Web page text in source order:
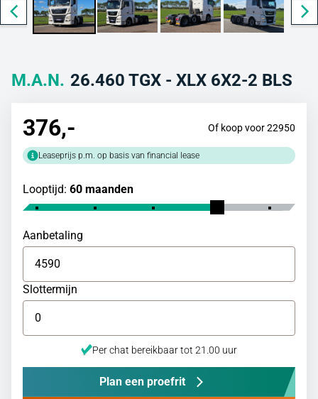
M.A.N. 26.460 TGX - XLX 6X2-2 BLS
376,- Of koop voor 22950
Leaseprijs p.m. op basis van financial lease
Looptijd: 60 maanden
Aanbetaling
Slottermijn
Per chat bereikbaar tot 21.00 uur
Plan een proefrit